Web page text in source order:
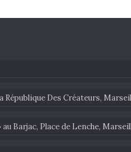
Des Créateurs,
Barjac, Place de Lenche,